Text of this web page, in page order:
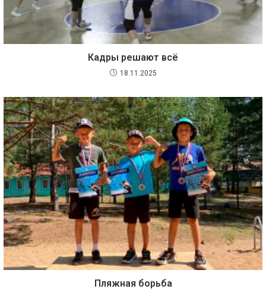
Кадры решают всё
18.11.2025
Пляжная борьба